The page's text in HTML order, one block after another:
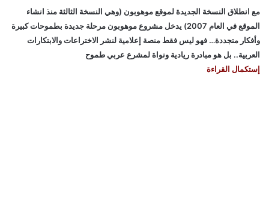
مع انطلاق النسخة الجديدة لموقع موهوبون (وهي النسخة الثالثة منذ انشاء
الموقع في العام 2007) يدخل مشروع موهوبون مرحلة جديدة بطموحات كبيرة
وأفكار متجددة… فهو ليس فقط منصة إعلامية لنشر الاختراعات والابتكارات
العربية.. بل هو مبادرة ريادية ونواة لمشرع عربي طموح
إستكمال القراءة